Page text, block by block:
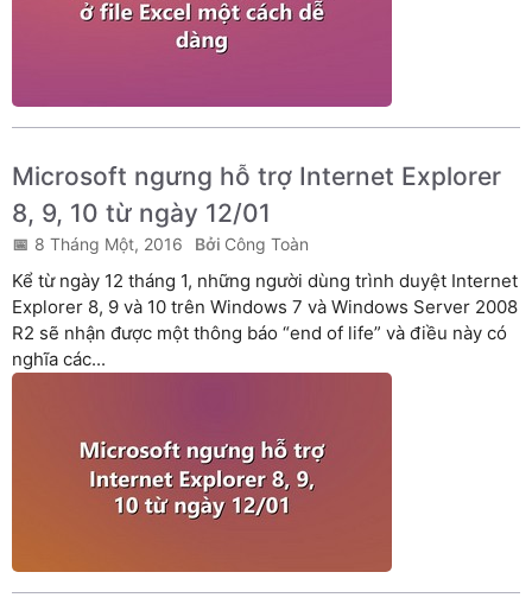
Microsoft ngưng hỗ trợ Internet Explorer
8, 9, 10 từ ngày 12/01
8 Tháng Một, 2016 Công Toàn
Kể từ ngày 12 tháng 1, những người dùng trình duyệt Internet
Explorer 8, 9 và 10 trên Windows 7 và Windows Server 2008
R2 sẽ nhận được một thông báo “end of life” và điều này có
nghĩa các...